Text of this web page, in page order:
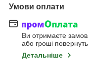
Умови оплати
Ви отримаєте
або гроші
Детальніше